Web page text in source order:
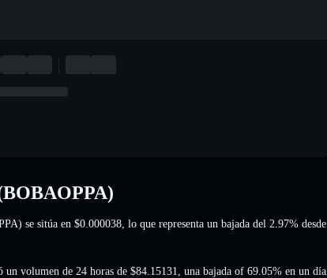
se sitúa en $0.000038 , lo que representa un bajada del 2.97% desde
volumen de 24 horas de $84.15131 una bajada of 69.05% en un día.